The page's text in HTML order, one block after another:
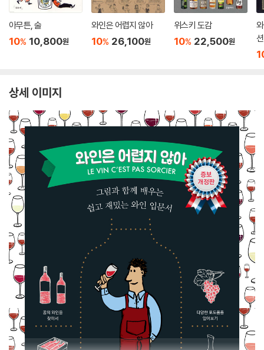
아무튼, 술
10% 10,800원
와인은 어렵지 않아
10% 26,100원
위스키 도감
10% 22,500원
션
상세 이미지